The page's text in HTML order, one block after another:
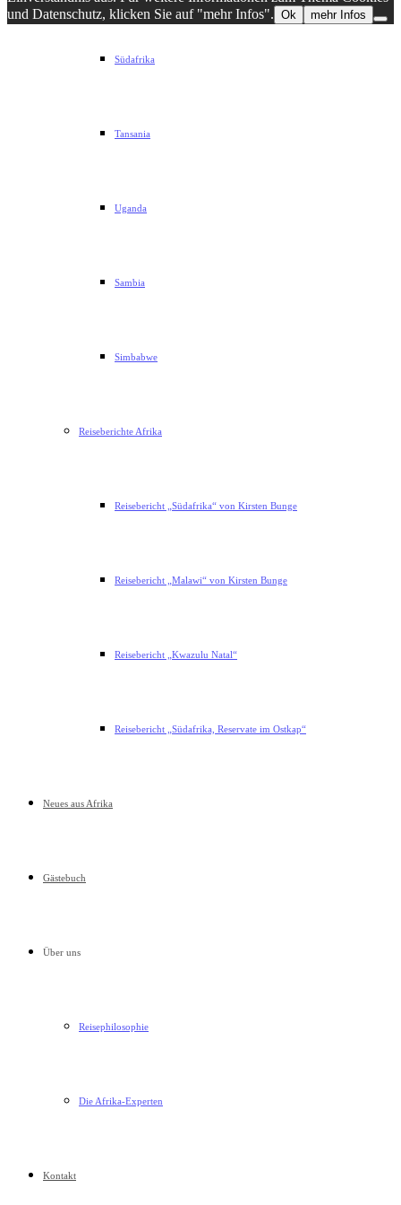
Südafrika
Tansania
Uganda
Sambia
Simbabwe
Reiseberichte Afrika
Reisebericht „Südafrika“ von Kirsten Bunge
Reisebericht „Malawi“ von Kirsten Bunge
Reisebericht „Kwazulu Natal“
Reisebericht „Südafrika, Reservate im Ostkap“
Neues aus Afrika
Gästebuch
Über uns
Reisephilosophie
Die Afrika-Experten
Kontakt
und Datenschutz, klicken Sie auf "mehr Infos". Ok mehr Infos